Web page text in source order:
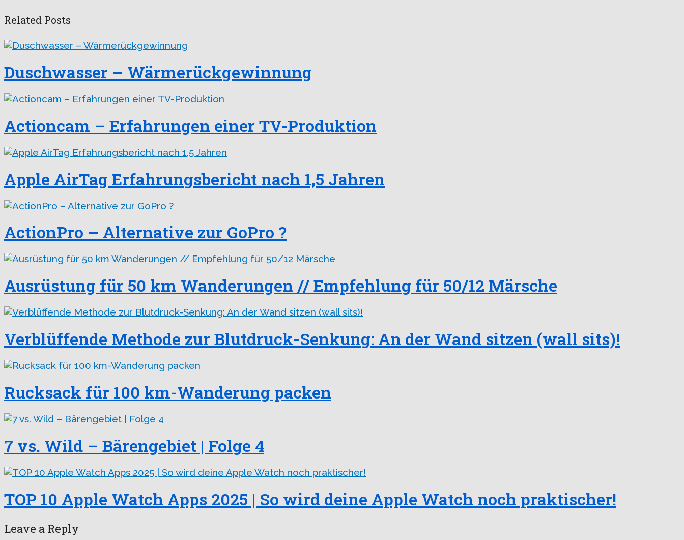
Related Posts
Duschwasser – Wärmerückgewinnung
Actioncam – Erfahrungen einer TV-Produktion
Apple AirTag Erfahrungsbericht nach 1,5 Jahren
ActionPro – Alternative zur GoPro ?
Ausrüstung für 50 km Wanderungen // Empfehlung für 50/12 Märsche
Verblüffende Methode zur Blutdruck-Senkung: An der Wand sitzen (wall sits)!
Rucksack für 100 km-Wanderung packen
7 vs. Wild – Bärengebiet | Folge 4
TOP 10 Apple Watch Apps 2025 | So wird deine Apple Watch noch praktischer!
Leave a Reply